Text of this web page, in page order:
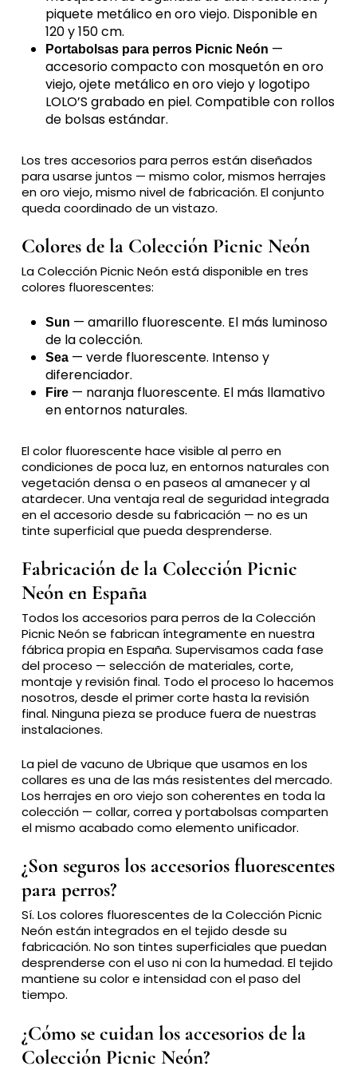
piquete metálico en oro viejo. Disponible en
120 y 150 cm.
Portabolsas para perros Picnic Neón —
accesorio compacto con mosquetón en oro
viejo, ojete metálico en oro viejo y logotipo
LOLO’S grabado en piel. Compatible con rollos
de bolsas estándar.
Los tres accesorios para perros están diseñados
para usarse juntos — mismo color, mismos herrajes
en oro viejo, mismo nivel de fabricación. El conjunto
queda coordinado de un vistazo.
Colores de la Colección Picnic Neón
La Colección Picnic Neón está disponible en tres
colores fluorescentes:
Sun — amarillo fluorescente. El más luminoso
de la colección.
Sea— verde fluorescente. Intenso y
diferenciador.
Fire— naranja fluorescente. El más llamativo
en entornos naturales.
El color fluorescente hace visible al perro en
condiciones de poca luz, en entornos naturales con
vegetación densa o en paseos al amanecer y al
atardecer. Una ventaja real de seguridad integrada
en el accesorio desde su fabricación — no es un
tinte superficial que pueda desprenderse.
Fabricación de la Colección Picnic
Neón en España
Todos los accesorios para perros de la Colección
Picnic Neón se fabrican íntegramente en nuestra
fábrica propia en España. Supervisamos cada fase
del proceso — selección de materiales, corte,
montaje y revisión final. Todo el proceso lo hacemos
nosotros, desde el primer corte hasta la revisión
final. Ninguna pieza se produce fuera de nuestras
instalaciones.
La piel de vacuno de Ubrique que usamos en los
collares es una de las más resistentes del mercado.
Los herrajes en oro viejo son coherentes en toda la
colección — collar, correa y portabolsas comparten
el mismo acabado como elemento unificador.
¿Son seguros los accesorios fluorescentes
para perros?
Sí. Los colores fluorescentes de la Colección Picnic
Neón están integrados en el tejido desde su
fabricación. No son tintes superficiales que puedan
desprenderse con el uso ni con la humedad. El tejido
mantiene su color e intensidad con el paso del
tiempo.
¿Cómo se cuidan los accesorios de la
Colección Picnic Neón?